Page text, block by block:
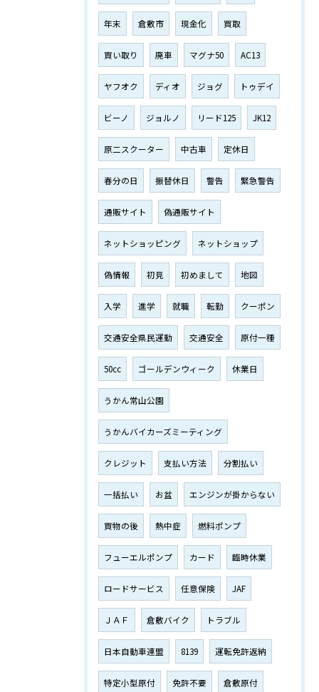
年末 倉敷市 現金化 買取
買い取り 廃車 マグナ50 AC13
ヤフオク ディオ ジョグ トゥデイ
ビーノ ジョルノ リード125 JK12
原二スクーター 中古車 定休日
春分の日 振替休日 警告 緊急警告
通販サイト 偽通販サイト
ネットショッピング ネットショップ
偽情報 初見 初めまして 地図
入学 進学 就職 転勤 クーポン
交通安全県民運動 交通安全 原付一種
50cc ゴールデンウィーク 休業日
うかん常山公園
うかんバイカーズミーティング
クレジット 支払い方法 分割払い
一括払い お盆 エンジンが掛からない
買物の後 熱中症 燃料ポンプ
フューエルポンプ カード 臨時休業
ロードサービス 任意保険 JAF
ＪＡＦ 倉敷バイク トラブル
日本自動車連盟 8139 運転免許返納
特定小型原付 免許不要 倉敷原付